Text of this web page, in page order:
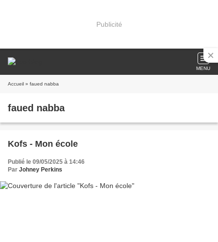
Publicité
MENU
Accueil » faued nabba
faued nabba
Kofs - Mon école
Publié le 09/05/2025 à 14:46
Par Johney Perkins